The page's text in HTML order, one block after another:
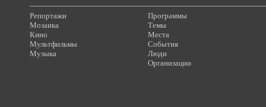
Репортажи
Мозаика
Кино
Мультфильмы
Музыка
Программы
Темы
Места
События
Люди
Организации